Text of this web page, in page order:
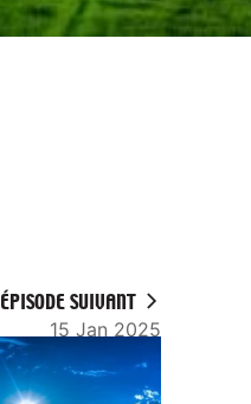
ÉPISODE SUIVANT
15 Jan 2025